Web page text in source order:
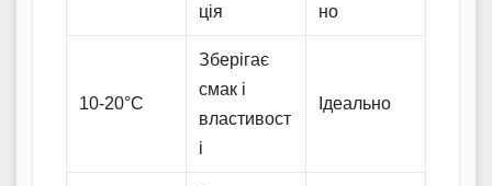
ція
но
10-20°C
Зберігає
смак і
властивост
і
Ідеально